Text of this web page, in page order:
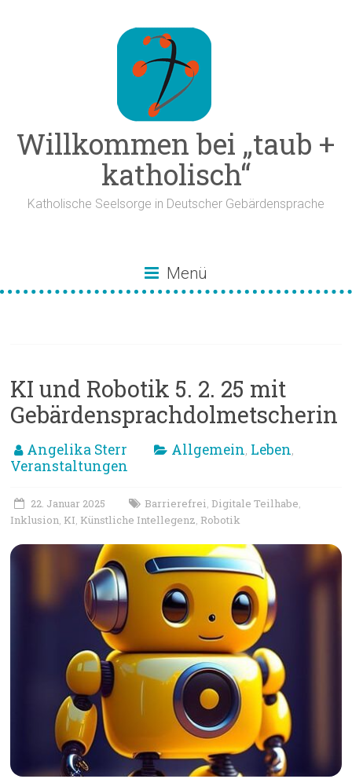
Willkommen bei „taub +
katholisch“
Katholische Seelsorge in Deutscher Gebärdensprache
Menü
KI und Robotik 5. 2. 25 mit
Gebärdensprachdolmetscherin
Angelika Sterr Allgemein, Leben,
Veranstaltungen
22. Januar 2025 Barrierefrei, Digitale Teilhabe,
Inklusion, KI, Künstliche Intellegenz, Robotik